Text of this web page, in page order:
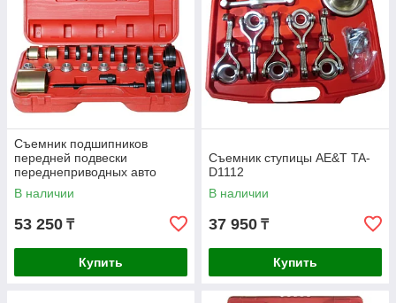
Съемник подшипников
передней подвески
переднеприводных авто
AE&T 25шт. TA-D1122
В наличии
53 250 ₸
Купить
Съемник ступицы AE&T TA-
D1112
В наличии
37 950 ₸
Купить